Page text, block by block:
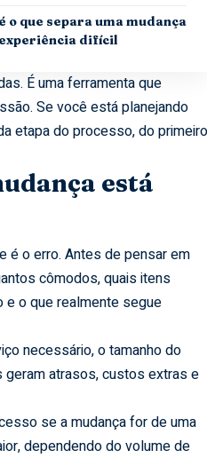
o que separa uma mudança
difícil
É uma ferramenta que
Se você está planejando
etapa do processo, do
está
é o erro. Antes de pensar em
cômodos, quais itens
e o que realmente segue
necessário, o tamanho do
atrasos, custos extras e
se a mudança for de uma
dependendo do volume de